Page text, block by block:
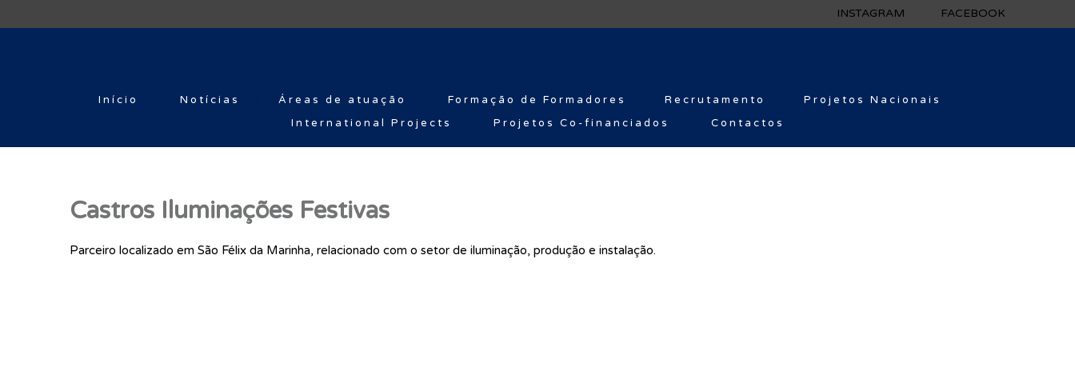
FACEBOOK
INSTAGRAM
Início Notícias Áreas de atuação Formação de Formadores Recrutamento
Projetos Nacionais
International Projects
Projetos Co-financiados Contactos
Castros Iluminações Festivas
Parceiro localizado em São Félix da Marinha, relacionado com o setor de iluminação, produção e instalação.